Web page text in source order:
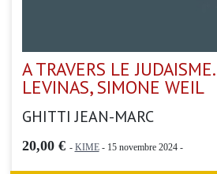
A TRAVERS LE
LEVINAS, SIMONE WEIL
GHITTI JEAN-MARC
20,00 € - KIME- 15 novembre 2024 -